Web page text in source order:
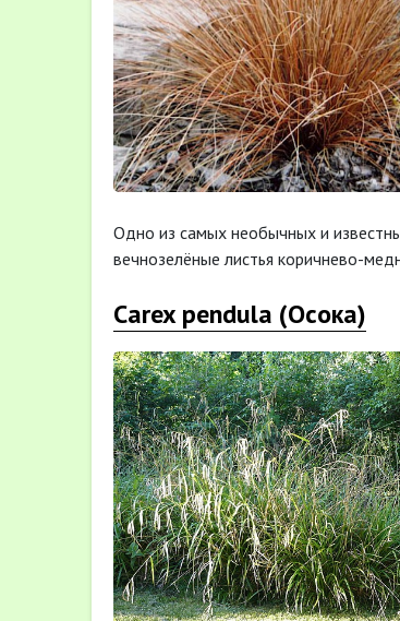
Одно из самых необычных и
вечнозелёные листья коричнево-
Carex pendula (Осока)